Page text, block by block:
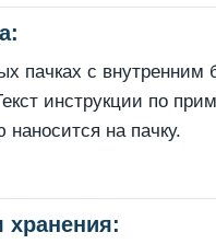
пачках с
инструкции по
наносится на пачку.
хранения: